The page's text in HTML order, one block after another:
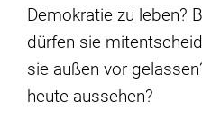
Demokratie zu leben?
dürfen sie
sie außen vor
heute aussehen?